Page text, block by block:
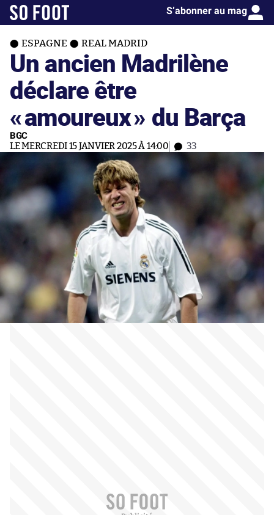
S’abonner au mag
ESPAGNE REAL MADRID
Un ancien Madrilène
déclare être
«amoureux» du Barça
BGC
LE MERCREDI 15 JANVIER 2025 À 14:00 33